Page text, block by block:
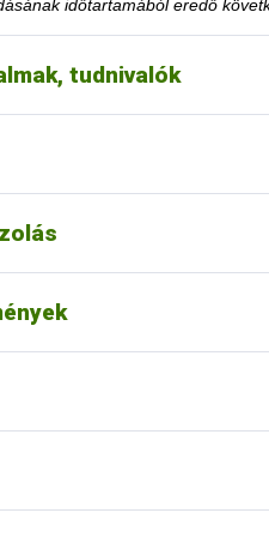
időtartamából eredő
tudnivalók
honlapon közzétett
A tevékenység
szükséges feltételt teljesítette.
fordulhatok-e a